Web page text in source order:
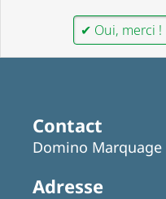
✔ Oui, merci !
Contact
Domino Marquage
Adresse